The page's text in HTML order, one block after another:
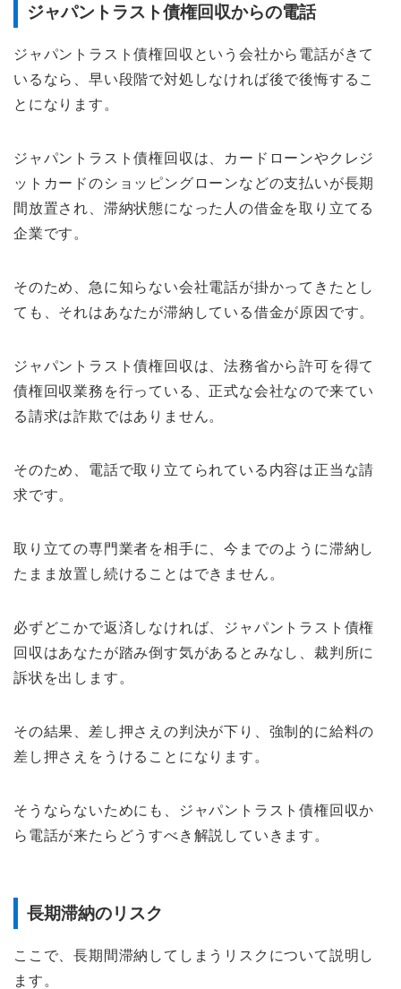
ジャパントラスト債権回収からの電話
ジャパントラスト債権回収という会社から電話がきて
いるなら、早い段階で対処しなければ後で後悔するこ
とになります。
ジャパントラスト債権回収は、カードローンやクレジ
ットカードのショッピングローンなどの支払いが長期
間放置され、滞納状態になった人の借金を取り立てる
企業です。
そのため、急に知らない会社電話が掛かってきたとし
ても、それはあなたが滞納している借金が原因です。
ジャパントラスト債権回収は、法務省から許可を得て
債権回収業務を行っている、正式な会社なので来てい
る請求は詐欺ではありません。
そのため、電話で取り立てられている内容は正当な請
求です。
取り立ての専門業者を相手に、今までのように滞納し
たまま放置し続けることはできません。
必ずどこかで返済しなければ、ジャパントラスト債権
回収はあなたが踏み倒す気があるとみなし、裁判所に
訴状を出します。
その結果、差し押さえの判決が下り、強制的に給料の
差し押さえをうけることになります。
そうならないためにも、ジャパントラスト債権回収か
ら電話が来たらどうすべき解説していきます。
長期滞納のリスク
ここで、長期間滞納してしまうリスクについて説明し
ます。